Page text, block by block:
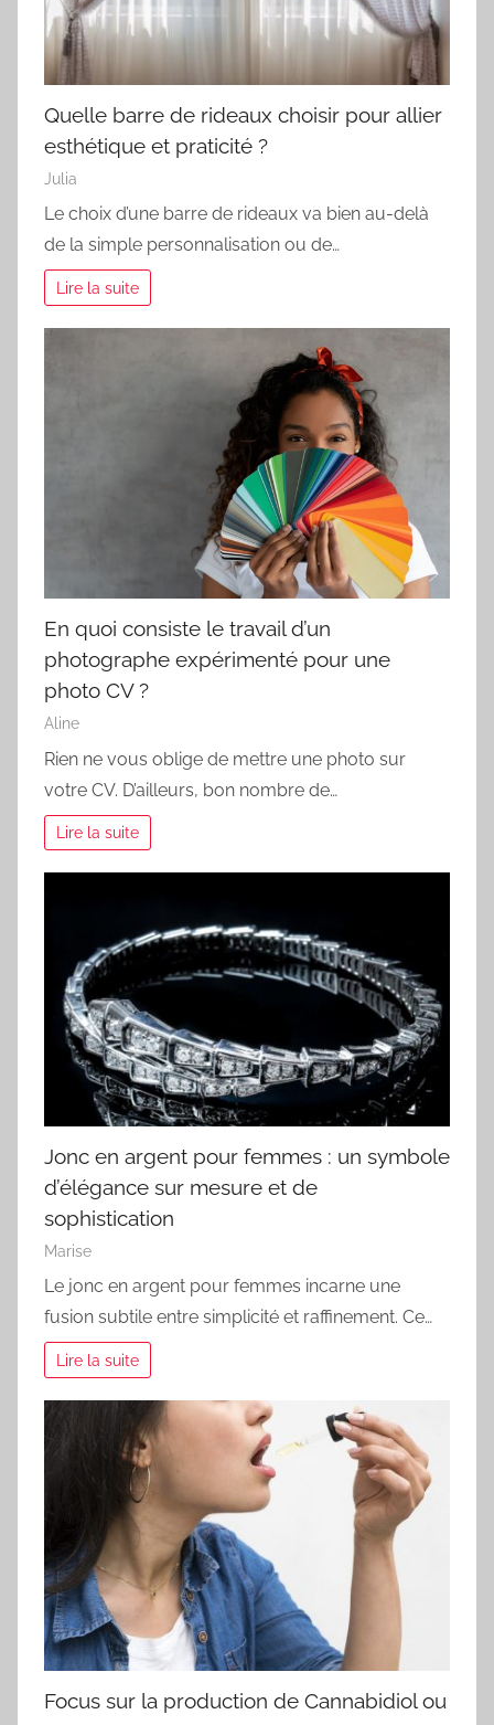
Quelle barre de rideaux choisir pour allier
esthétique et praticité ?
Julia
Le choix d’une barre de rideaux va bien au-delà
de la simple personnalisation ou de…
Lire la suite
En quoi consiste le travail d’un
photographe expérimenté pour une
photo CV ?
Aline
Rien ne vous oblige de mettre une photo sur
votre CV. D’ailleurs, bon nombre de…
Lire la suite
Jonc en argent pour femmes : un symbole
d’élégance sur mesure et de
sophistication
Marise
Le jonc en argent pour femmes incarne une
fusion subtile entre simplicité et raffinement. Ce…
Lire la suite
Focus sur la production de Cannabidiol ou